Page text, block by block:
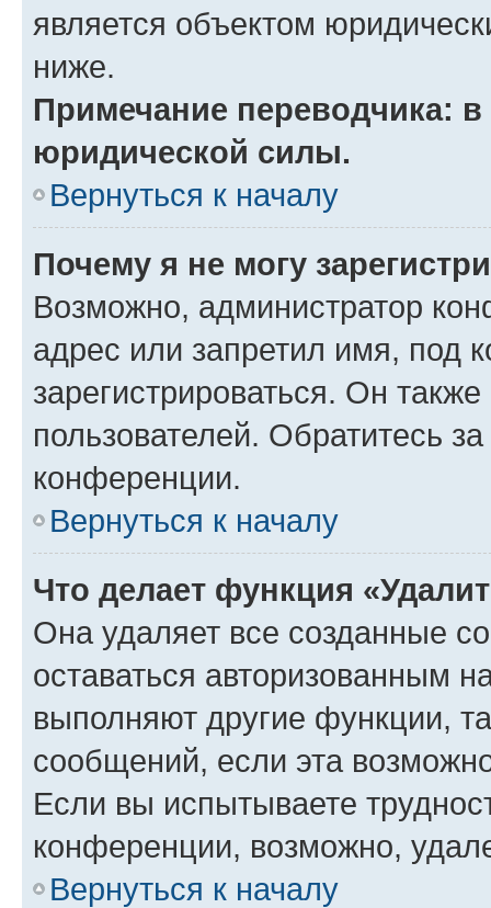
является объектом
ниже.
Примечание переводчика:
юридической силы.
Вернуться к началу
Почему я не могу
Возможно, администратор
адрес или запретил имя, под
зарегистрироваться. Он
пользователей. Обратитесь
конференции.
Вернуться к началу
Что делает функция
Она удаляет все созданные
оставаться авторизованным
выполняют другие функции,
сообщений, если эта
Если вы испытываете
конференции, возможно,
Вернуться к началу